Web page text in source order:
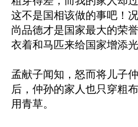
这不是国相该做的事吧！
尚品德才是国家最大的荣
衣着和马匹来给国家增添
孟献子闻知，怒而将儿子
后，仲孙的家人也只穿粗
用青草。